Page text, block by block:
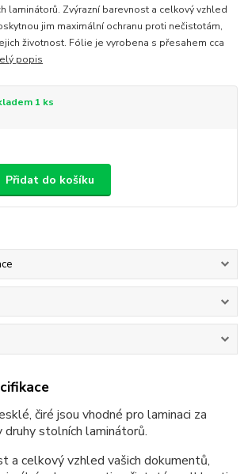
laminátorů. Zvýrazní barevnost a celkový vzhled
jim maximální ochranu proti nečistotám,
životnost. Fólie je vyrobena s přesahem cca
popis
1 ks
Přidat do košíku
čiré jsou vhodné pro laminaci za
stolních laminátorů.
a celkový vzhled vašich dokumentů,